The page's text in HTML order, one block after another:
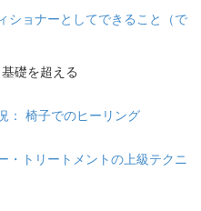
ショナーとしてできること（で
礎を超える
： 椅子でのヒーリング
・トリートメントの上級テクニ